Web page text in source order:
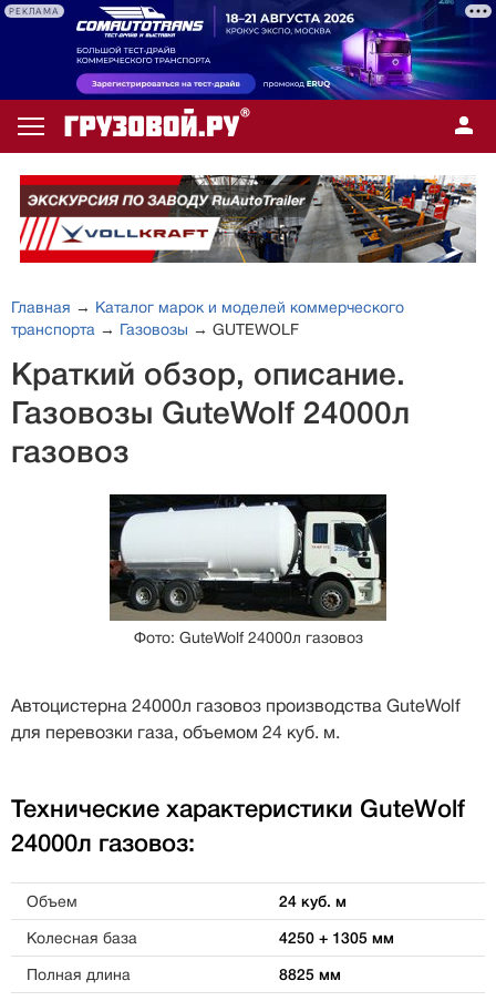
РЕКЛАМА
Главная → Каталог марок и моделей коммерческого
транспорта → Газовозы → GUTEWOLF
Краткий обзор, описание.
Газовозы GuteWolf 24000л
газовоз
Фото: GuteWolf 24000л газовоз
Автоцистерна 24000л газовоз производства GuteWolf
для перевозки газа, объемом 24 куб. м.
Технические характеристики GuteWolf
24000л газовоз:
Объем 24 куб. м
Колесная база 4250 + 1305 мм
Полная длина 8825 мм